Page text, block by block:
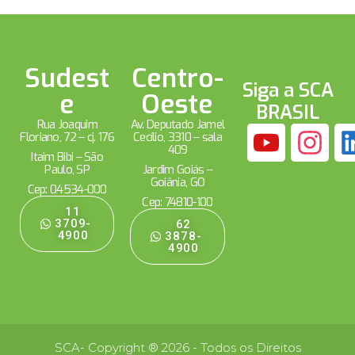
Sudest
e
Rua Joaquim
Floriano, 72 – cj. 176
Itaim Bibi – São
Paulo, SP
Cep: 04534-000
11
3709-
4900
Centro-
Oeste
Av. Deputado Jamel
Cecílio, 3310 – sala
409
Jardim Goiás –
Goiânia, GO
Cep: 74810-100
62
3878-
4900
Siga a SCA
BRASIL
SCA- Copyright ® 2026 - Todos os Direitos